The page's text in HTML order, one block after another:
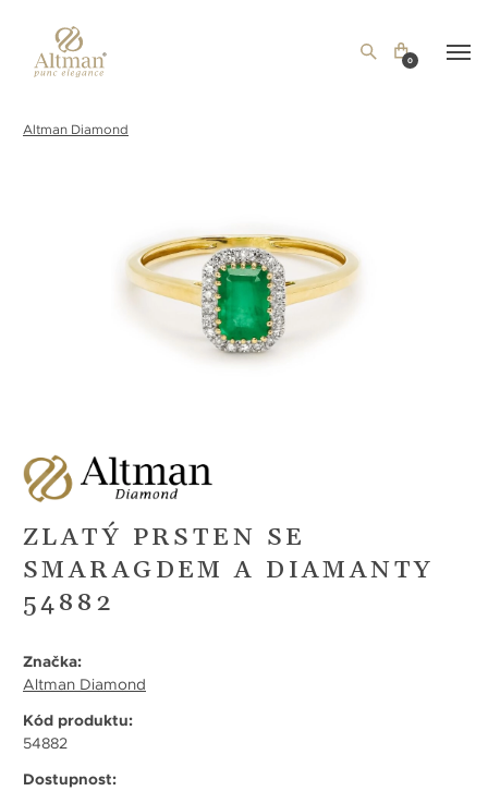
0
Altman Diamond
ZLATÝ PRSTEN SE
SMARAGDEM A DIAMANTY
54882
Značka:
Altman Diamond
Kód produktu:
54882
Dostupnost: